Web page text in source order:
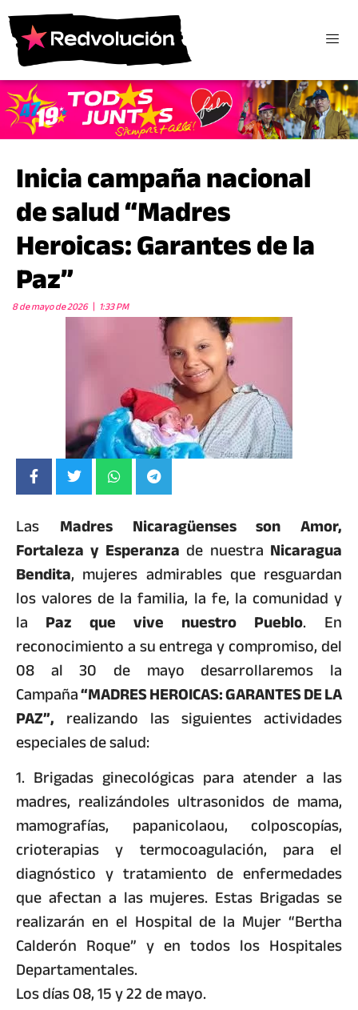
Inicia campaña nacional
de salud “Madres
Heroicas: Garantes de la
Paz”
8 de mayo de 2026 1:33 PM
Las Madres Nicaragüenses son Amor,
Fortaleza y Esperanza de nuestra Nicaragua
Bendita, mujeres admirables que resguardan
los valores de la familia, la fe, la comunidad y
la Paz que vive nuestro Pueblo. En
reconocimiento a su entrega y compromiso, del
08 al 30 de mayo desarrollaremos la
Campaña“MADRES HEROICAS: GARANTES DE LA
PAZ”, realizando las siguientes actividades
especiales de salud:
1. Brigadas ginecológicas para atender a las
madres, realizándoles ultrasonidos de mama,
mamografías, papanicolaou, colposcopías,
crioterapias y termocoagulación, para el
diagnóstico y tratamiento de enfermedades
que afectan a las mujeres. Estas Brigadas se
realizarán en el Hospital de la Mujer “Bertha
Calderón Roque” y en todos los Hospitales
Departamentales.
Los días 08, 15 y 22 de mayo.